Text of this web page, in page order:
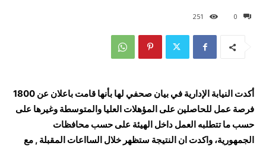
0
251
أكدت النيابة الإدارية في بيان صحفي لها بأنها قامت باعلان عن 1800
فرصة عمل للحاصلين على المؤهلات العليا والمتوسطة وغيرها على
حسب ما تتطلبه العمل داخل الهيئة على حسب محافظات
الجمهورية، واكدت ان النتيجة ستظهر خلال السااعات المقبلة , مع